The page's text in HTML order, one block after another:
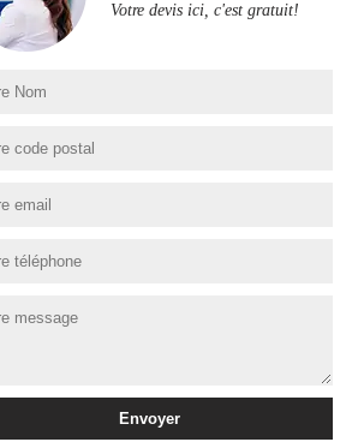
Votre devis ici, c'est gratuit!